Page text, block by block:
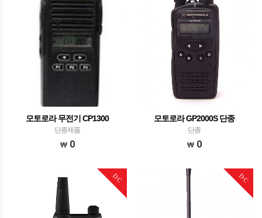
모토로라 무전기 CP1300
단종제품
0
모토로라 GP2000S 단종
단종
0
DC DC